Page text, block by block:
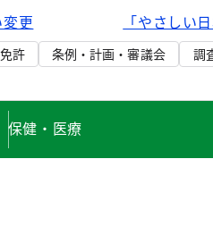
更 「やさしい
許 条例・計画・審議会
調
保健・医療